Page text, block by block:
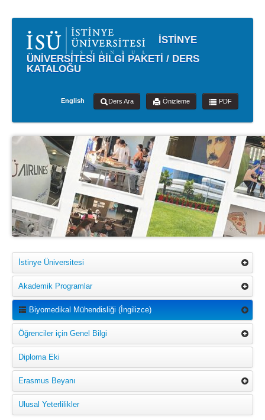
İSTİNYE
ÜNİVERSİTESİ BİLGİ PAKETİ / DERS
KATALOĞU
English Ders Ara Önizleme PDF
İstinye Üniversitesi
Akademik Programlar
Biyomedikal Mühendisliği (İngilizce)
Öğrenciler için Genel Bilgi
Diploma Eki
Erasmus Beyanı
Ulusal Yeterlilikler